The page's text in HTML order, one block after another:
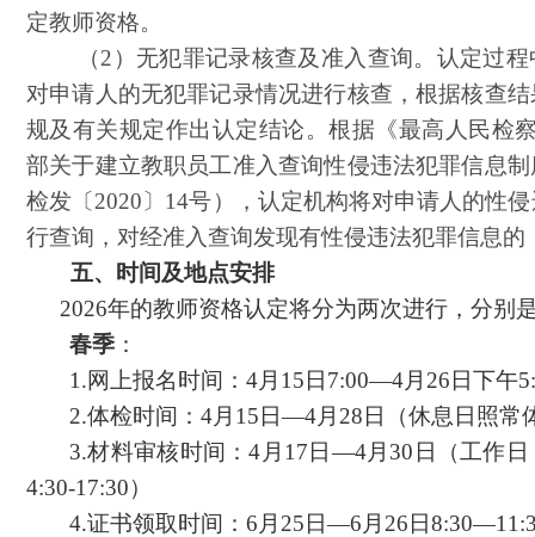
定教师资格。
（2）无犯罪记录核查及准入查询。认定过
对申请人的无犯罪记录情况进行核查，根据核查
规及有关规定作出认定结论。根据《最高人民检
部关于建立教职员工准入查询性侵违法犯罪信息
检发〔2020〕14号），认定机构将对申请人的性
行查询，对经准入查询发现有性侵违法犯罪信息的
五、
时间及地点安排
2026年的教师资格认定将分为两次进行，分别
春季 ：
1.网上报名时间：4月15日7:00—4月26 日下午
2.体检时间：4月15日—4月28日（休息日照常
3.材料审核时间：4月17日—4月30日（工作日
4:30-17:30）
4.证书领取时间：6月25日—6月26日